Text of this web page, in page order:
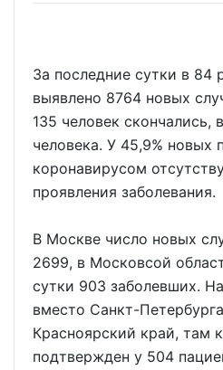
За последние сутки в 84
выявлено 8764 новых
135 человек скончались,
человека. У 45,9% новых
коронавирусом
проявления заболевания.
В Москве число новых
2699, в Московсой
сутки 903 заболевших.
вместо Санкт-
Красноярский край, там
подтвержден у 504